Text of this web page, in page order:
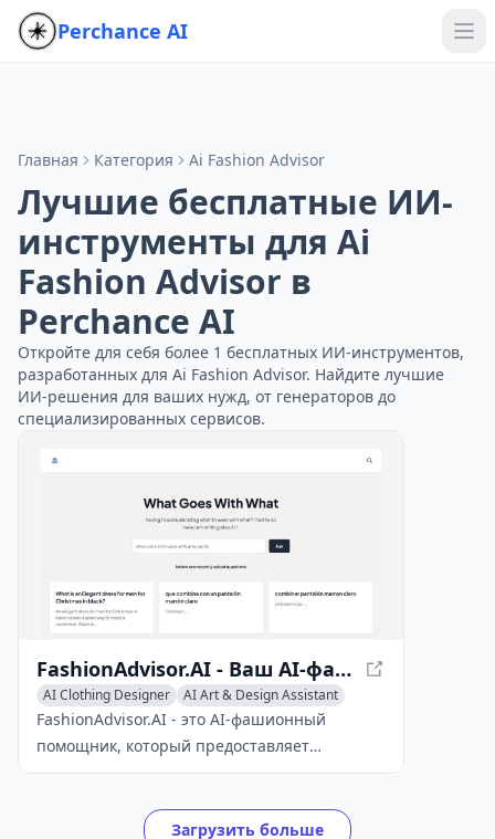
Perchance AI
Главная Категория Ai Fashion Advisor
Лучшие бесплатные ИИ-
инструменты для Ai
Fashion Advisor в
Perchance AI
Откройте для себя более 1 бесплатных ИИ-инструментов,
разработанных для Ai Fashion Advisor. Найдите лучшие
ИИ-решения для ваших нужд, от генераторов до
специализированных сервисов.
FashionAdvisor.AI - Ваш AI-фашионный помощник
AI Clothing Designer
AI Art & Design Assistant
AI Fashion Advisor
FashionAdvisor.AI - это AI-фашионный
помощник, который предоставляет
мгновенные и бесплатные ответы на все
технологию GPT-3.Загрузить больше